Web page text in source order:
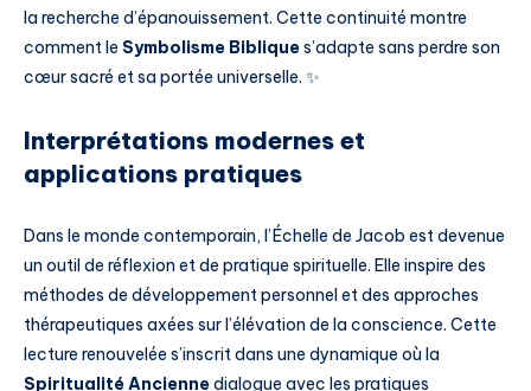
la recherche d’épanouissement. Cette continuité montre
comment le Symbolisme Bibliques’adapte sans perdre son
cœur sacré et sa portée universelle. ✨
Interprétations modernes et
applications pratiques
Dans le monde contemporain, l’Échelle de Jacob est devenue
un outil de réflexion et de pratique spirituelle. Elle inspire des
méthodes de développement personnel et des approches
thérapeutiques axées sur l’élévation de la conscience. Cette
lecture renouvelée s’inscrit dans une dynamique où la
Spiritualité Anciennedialogue avec les pratiques